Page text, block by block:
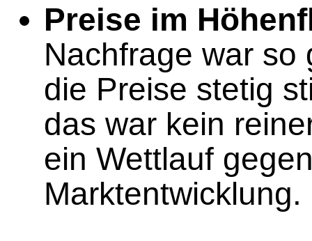
Preise im
Nachfrage war so
die Preise stetig
das war kein
ein Wettlauf
Marktentwicklung.